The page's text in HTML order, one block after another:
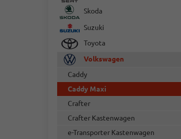
Skoda
Suzuki
Toyota
Volkswagen
Caddy
Caddy Maxi
Crafter
Crafter Kastenwagen
e-Transporter Kastenwagen